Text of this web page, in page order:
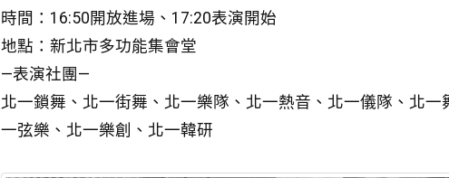
時間：16:50開放進場、17:20表演開始
地點：新北市多功能集會堂
—表演社團—
北一鎖舞、北一街舞、北一樂隊、北一熱音、北一儀隊、北
一弦樂、北一樂創、北一韓研